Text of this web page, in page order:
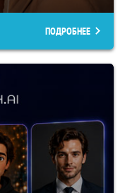
ПОДРОБНЕЕ